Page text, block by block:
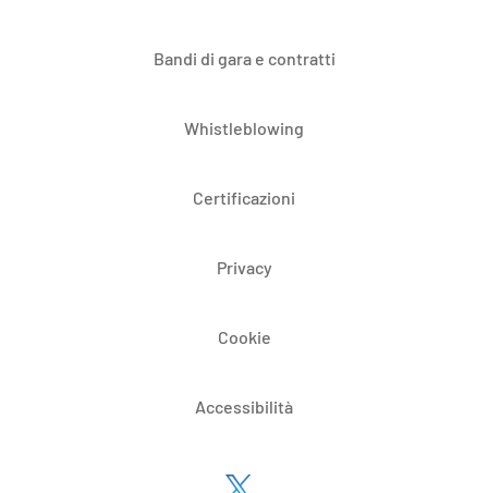
Bandi di gara e contratti
Whistleblowing
Certificazioni
Privacy
Cookie
Accessibilità